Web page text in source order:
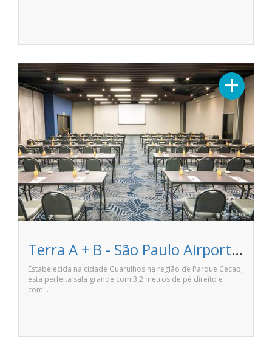
+
Terra A + B - São Paulo Airport Marriott Hotel
Estabelecida na cidade Guarulhos na região de Parque Cecap,
esta perfeita sala grande com 3,2 metros de pé direito e
com…